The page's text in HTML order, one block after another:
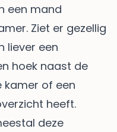
een mand
Ziet er gezellig
liever een
hoek naast de
kamer of een
heeft.
deze